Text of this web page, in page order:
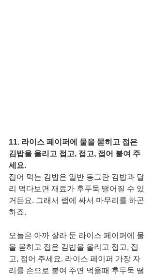
11. 라이스 페이퍼에 물을 묻히고 접은
김밥을 올리고 접고, 접고, 접어 붙여 주
세요.
접어 먹는 김밥은 일반 동그란 김밥과 달
리 먹다보면 재료가 후두둑 떨어질 수 있
거든요. 그래서 랩에 싸서 마무리를 하곤
하죠.
오늘은 아까 잘라 둔 라이스 페이퍼에 물
을 묻히고 접은 김밥을 올리고 접고, 접
고, 접어 주세요. 라이스 페이퍼 가장 자
리를 손으로 붙여 주면 먹을때 후두둑 떨